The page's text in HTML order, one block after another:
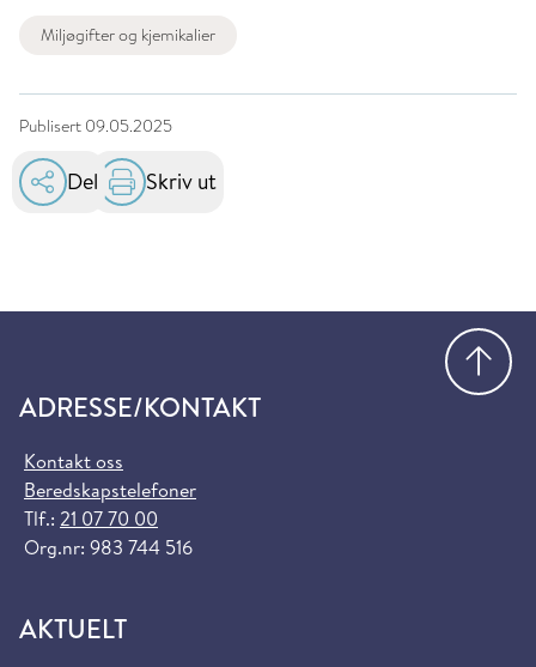
Miljøgifter og kjemikalier
Publisert 09.05.2025
Del Skriv ut
ADRESSE/KONTAKT
Kontakt oss
Beredskapstelefoner
Tlf.: 21 07 70 00
Org.nr: 983 744 516
AKTUELT